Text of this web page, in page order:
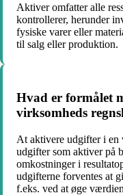
Aktiver omfatter alle
kontrollerer, herunder
fysiske varer eller
til salg eller produktion.
Hvad er formålet
virksomheds
At aktivere udgifter i en
udgifter som aktiver på
omkostninger i
udgifterne forventes at
f.eks. ved at øge